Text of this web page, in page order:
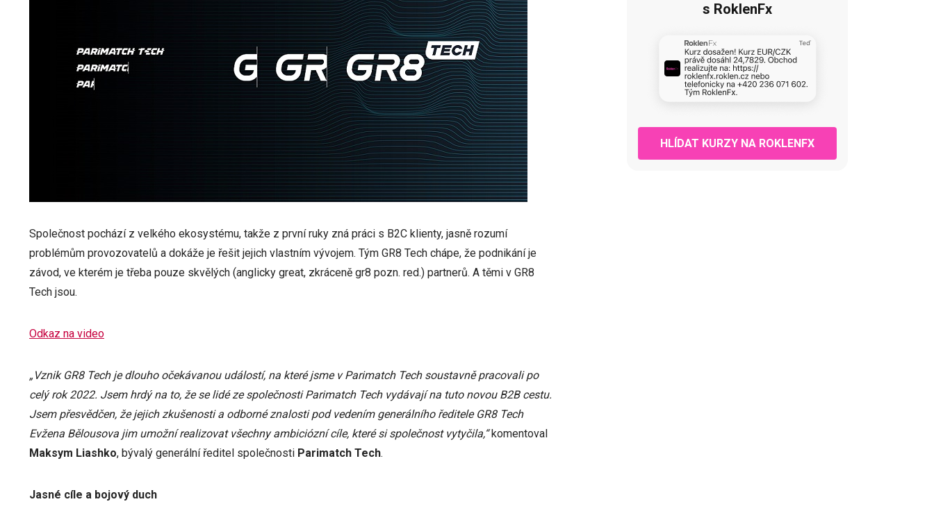
Společnost pochází z velkého ekosystému, takže z první ruky zná práci s B2C klienty, jasně rozumí
problémům provozovatelů a dokáže je řešit jejich vlastním vývojem. Tým GR8 Tech chápe, že podnikání je
závod, ve kterém je třeba pouze skvělých (anglicky great, zkráceně gr8 pozn. red.) partnerů. A těmi v GR8
Tech jsou.
Odkaz na video
„Vznik GR8 Tech je dlouho očekávanou událostí, na které jsme v Parimatch Tech soustavně pracovali po
celý rok 2022. Jsem hrdý na to, že se lidé ze společnosti Parimatch Tech vydávají na tuto novou B2B cestu.
Jsem přesvědčen, že jejich zkušenosti a odborné znalosti pod vedením generálního ředitele GR8 Tech
Evžena Bělousova jim umožní realizovat všechny ambiciózní cíle, které si společnost vytyčila,“komentoval
Maksym Liashko, bývalý generální ředitel společnosti Parimatch Tech.
Jasné cíle a bojový duch
s RoklenFx
HLÍDAT KURZY NA ROKLENFX